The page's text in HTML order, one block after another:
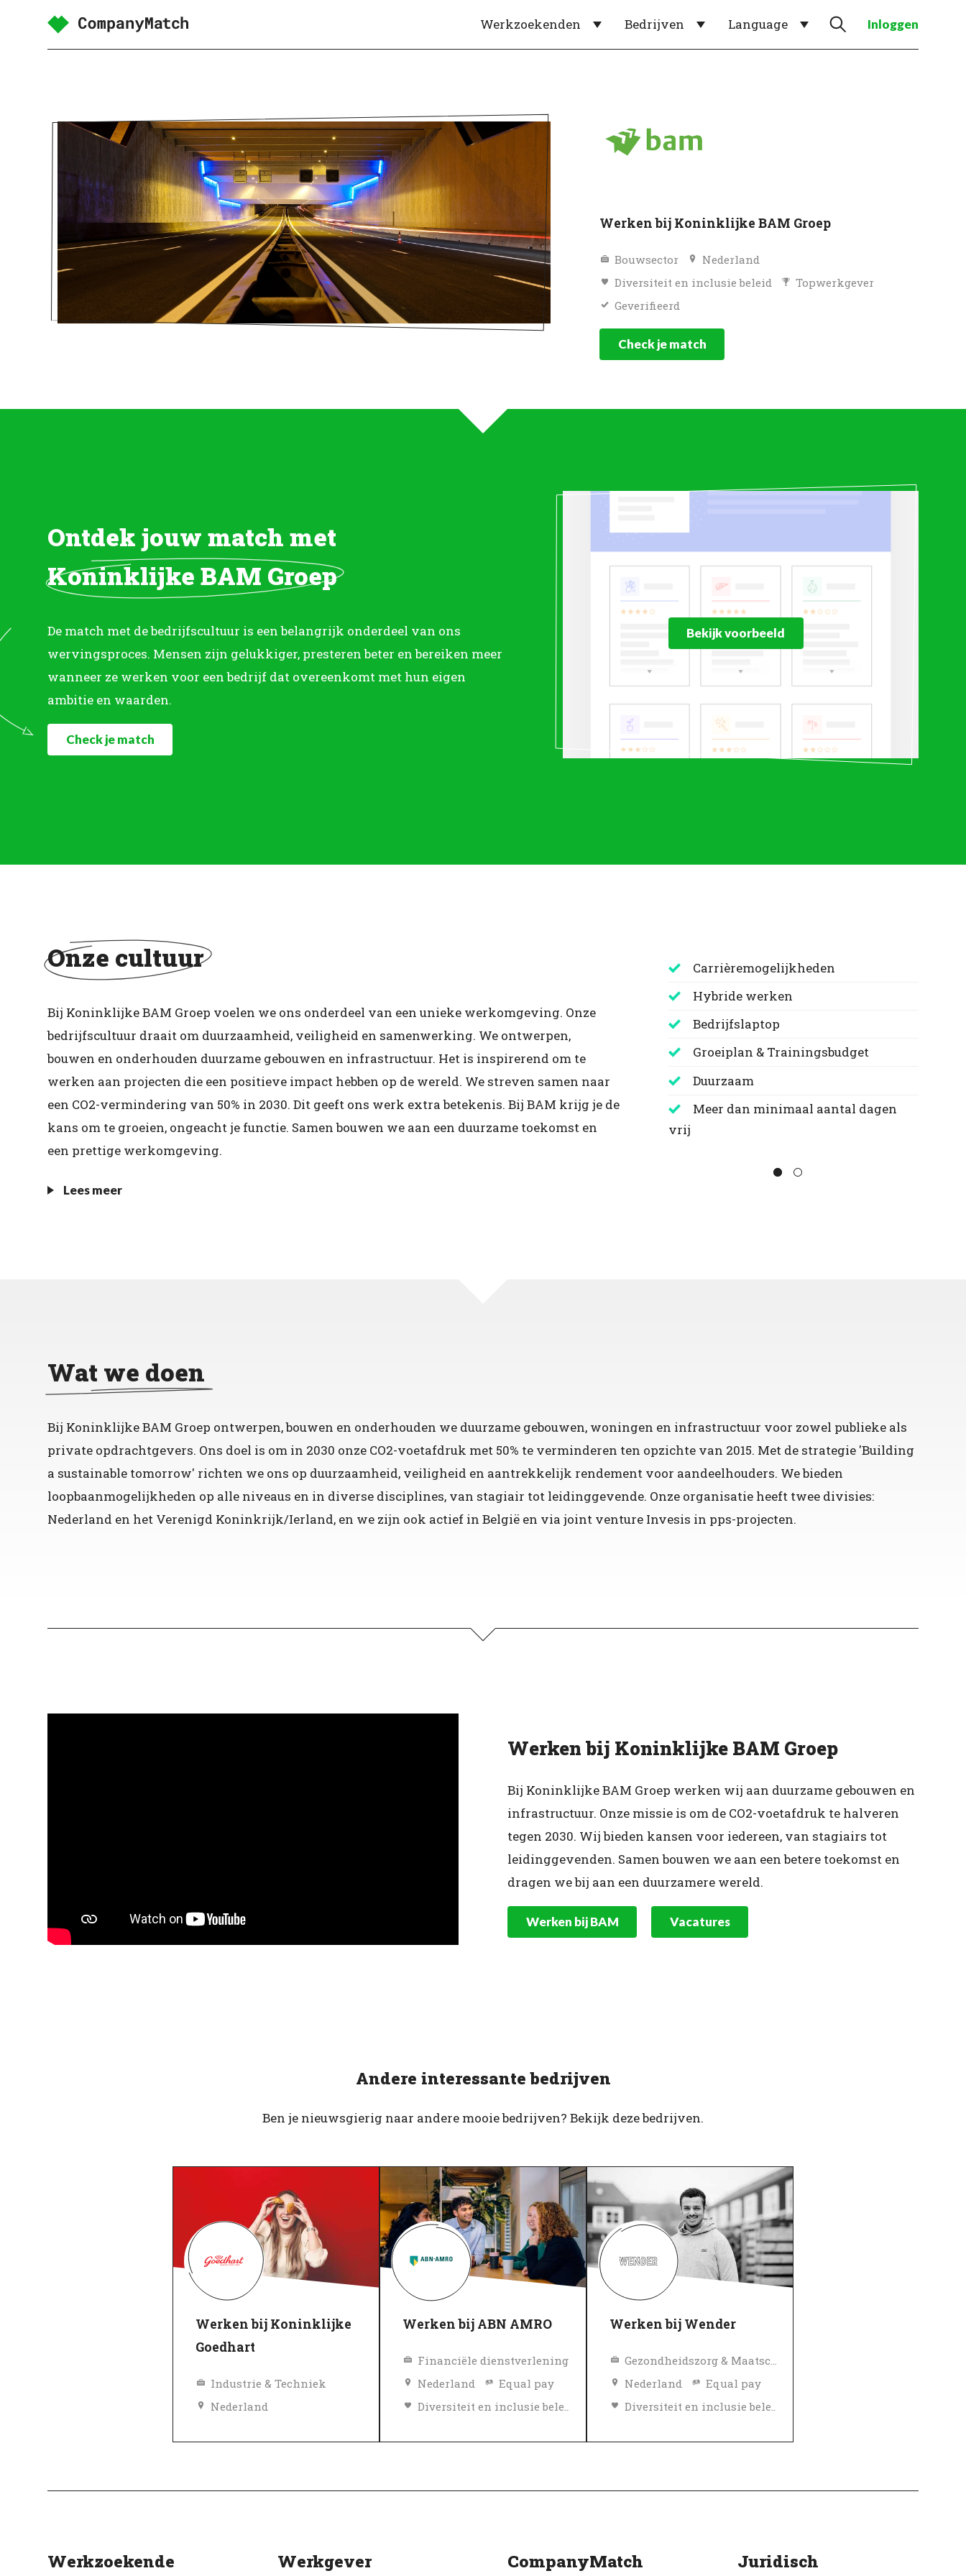
Werkzoekenden Bedrijven Language Inloggen
Werken bij Koninklijke BAM Groep
Bouwsector
Nederland
Diversiteit en inclusie beleid
Topwerkgever
Geverifieerd
Check je match
Ontdek jouw match met
Koninklijke BAM Groep
De match met de bedrijfscultuur is een belangrijk onderdeel van ons
wervingsproces. Mensen zijn gelukkiger, presteren beter en bereiken meer
wanneer ze werken voor een bedrijf dat overeenkomt met hun eigen
ambitie en waarden.
Check je match
Bekijk voorbeeld
Onze cultuur
Bij Koninklijke BAM Groep voelen we ons onderdeel van een unieke werkomgeving. Onze
bedrijfscultuur draait om duurzaamheid, veiligheid en samenwerking. We ontwerpen,
bouwen en onderhouden duurzame gebouwen en infrastructuur. Het is inspirerend om te
werken aan projecten die een positieve impact hebben op de wereld. We streven samen naar
een CO2-vermindering van 50% in 2030. Dit geeft ons werk extra betekenis. Bij BAM krijg je de
kans om te groeien, ongeacht je functie. Samen bouwen we aan een duurzame toekomst en
een prettige werkomgeving.
Lees meer
Carrièremogelijkheden
Hybride werken
Bedrijfslaptop
Groeiplan & Trainingsbudget
Duurzaam
Meer dan minimaal aantal dagen
vrij
Wat we doen
Bij Koninklijke BAM Groep ontwerpen, bouwen en onderhouden we duurzame gebouwen, woningen en infrastructuur voor zowel publieke als
private opdrachtgevers. Ons doel is om in 2030 onze CO2-voetafdruk met 50% te verminderen ten opzichte van 2015. Met de strategie 'Building
a sustainable tomorrow' richten we ons op duurzaamheid, veiligheid en aantrekkelijk rendement voor aandeelhouders. We bieden
loopbaanmogelijkheden op alle niveaus en in diverse disciplines, van stagiair tot leidinggevende. Onze organisatie heeft twee divisies:
Nederland en het Verenigd Koninkrijk/Ierland, en we zijn ook actief in België en via joint venture Invesis in pps-projecten.
Werken bij Koninklijke BAM Groep
Bij Koninklijke BAM Groep werken wij aan duurzame gebouwen en
infrastructuur. Onze missie is om de CO2-voetafdruk te halveren
tegen 2030. Wij bieden kansen voor iedereen, van stagiairs tot
leidinggevenden. Samen bouwen we aan een betere toekomst en
dragen we bij aan een duurzamere wereld.
Werken bij BAM Vacatures
Andere interessante bedrijven
Ben je nieuwsgierig naar andere mooie bedrijven? Bekijk deze bedrijven.
Werken bij Koninklijke
Goedhart
Industrie & Techniek
Nederland
Werken bij ABN AMRO
Financiële dienstverlening
Nederland
Equal pay
Werken bij Wender
Nederland
Equal pay
Werkzoekende Werkgever CompanyMatch Juridisch